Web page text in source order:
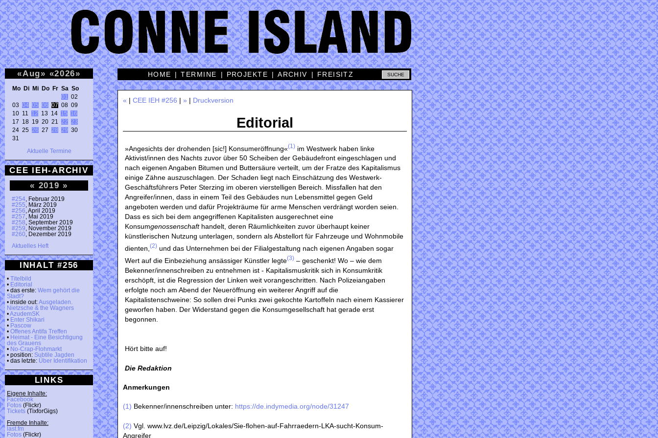
«Aug» «2026»
Mo Di Mi Do Fr Sa So
01
02
03 04 05 06 07 08 09
10 11 12 13 14 15
16
17 18 19 20 21 22
23
24 25 26 27 28 29 30
31
Aktuelle Termine
CEE IEH-ARCHIV
« 2019 »
#254 , Februar 2019
#255 , März 2019
#256 , April 2019
#257 , Mai 2019
#258 , September 2019
#259 , November 2019
#260 , Dezember 2019
Aktuelles Heft
INHALT #256
• Titelbild
• Editorial
• das erste: Wem gehört die
Stadt?
• inside out:Ausgeladen.
Nietzsche & the Wagners
•AzudemSK
• Enter Shikari
• Pascow
• Offenes Antifa Treffen
• Heimat - Eine Besichtigung
des Grauens
• No-Crap-Flohmarkt
• position: Subtile Jagden
• das letzte: Über Identifikation
LINKS
Eigene Inhalte:
Facebook
Fotos (Flickr)
Tickets (TixforGigs)
Fremde Inhalte:
last.fm
Fotos (Flickr)
HOME |TERMINE | PROJEKTE |ARCHIV | FREISITZ
« | CEE IEH #256 | » | Druckversion
Editorial
»Angesichts der drohenden [sic!] Konsumeröffnung«(1) im Westwerk haben linke
Aktivist/innen des Nachts zuvor über 50 Scheiben der Gebäudefront eingeschlagen und
nach eigenen Angaben Bitumen und Buttersäure verteilt, um der Fratze des Kapitalismus
einige Zähne auszuschlagen. Der Schaden liegt nach Einschätzung des Westwerk-
Geschäftsführers Peter Sterzing im oberen vierstelligen Bereich. Missfallen hat den
Angreifer/innen, dass in einem Teil des Gebäudes nun Lebensmittel gegen Geld
angeboten werden und dafür Projekträume für arme Menschen verdrängt worden seien.
Dass es sich bei dem angegriffenen Kapitalisten ausgerechnet eine
Konsumgenossenschafthandelt, deren Räumlichkeiten zuvor überhaupt keiner
künstlerischen Nutzung unterlagen, sondern als Abstellort für Fahrzeuge und Wohnmobile
dienten, (2) und das Unternehmen bei der Filialgestaltung nach eigenen Angaben sogar
Wert auf die Einbeziehung ansässiger Künstler legte(3) – geschenkt! Wo – wie dem
Bekenner/innenschreiben zu entnehmen ist - Kapitalismuskritik sich in Konsumkritik
erschöpft, ist die Regression der Linken weit vorangeschritten. Nach Polizeiangaben
erfolgte noch am Abend der Neueröffnung ein weiterer Angriff auf die
Kapitalistenschweine: So sollen drei Punks zwei gekochte Kartoffeln nach einem Kassierer
geworfen haben. Der Widerstand gegen die Konsumgesellschaft hat gerade erst
begonnen.
Hört bitte auf!
Die Redaktion
Anmerkungen
(1) Bekenner/innenschreiben unter: https://de.indymedia.org/node/31247
(2) Vgl. www.lvz.de/Leipzig/Lokales/Sie-flohen-auf-Fahrraedern-LKA-sucht-Konsum-
Angreifer